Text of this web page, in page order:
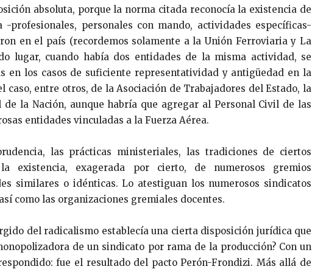
absoluta, porque la norma citada reconocía la existencia de
-profesionales, personales con mando, actividades específicas-
en el país (recordemos solamente a la Unión Ferroviaria y La
lugar, cuando había dos entidades de la misma actividad, se
en los casos de suficiente representatividad y antigüedad en la
caso, entre otros, de la Asociación de Trabajadores del Estado, la
la Nación, aunque habría que agregar al Personal Civil de las
entidades vinculadas a la Fuerza Aérea.
las prácticas ministeriales, las tradiciones de ciertos
existencia, exagerada por cierto, de numerosos gremios
similares o idénticas. Lo atestiguan los numerosos sindicatos
como las organizaciones gremiales docentes.
del radicalismo establecía una cierta disposición jurídica que
de un sindicato por rama de la producción? Con un
fue el resultado del pacto Perón-Frondizi. Más allá de